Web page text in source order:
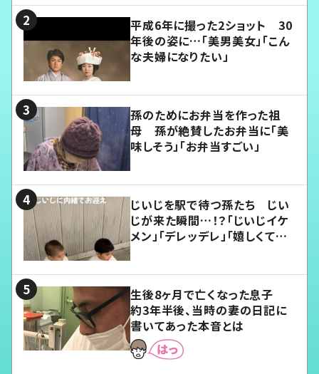
平成6年に撮った2ショット 30
年後の姿に…「美男美女」「こん
な夫婦になりたい」
孫のためにお弁当を作った祖
母 孫が絶賛したお弁当に「美
味しそう」「お弁当すごい」
じいじを駅で待つ孫たち じい
じが来た瞬間…！？「じいじイケ
メン」「デレッデレ」「嬉しくて可
生後8ヶ月で亡くなった息子
約3年半後、当時の妻の日記に
書いてあった本音とは